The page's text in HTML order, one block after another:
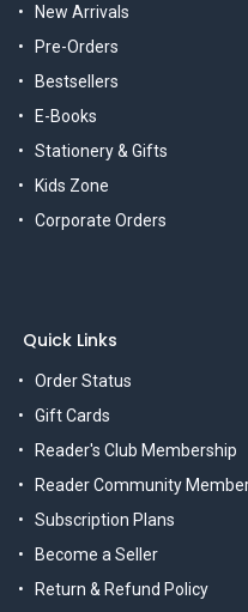
New Arrivals
Pre-Orders
Bestsellers
E-Books
Stationery & Gifts
Kids Zone
Corporate Orders
Quick Links
Order Status
Gift Cards
Reader's Club Membership
Reader Community
Subscription Plans
Become a Seller
Return & Refund Policy